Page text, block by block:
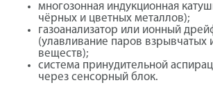
многозонная индукционная
чёрных и цветных металлов);
газоанализатор или ионный
(улавливание паров взрывчатых
веществ);
система принудительной
через сенсорный блок.